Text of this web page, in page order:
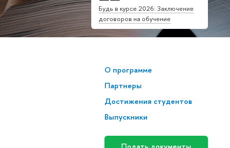
Будь в курсе 2026: Заключение
договоров на обучение
О программе
Партнеры
Достижения студентов
Выпускники